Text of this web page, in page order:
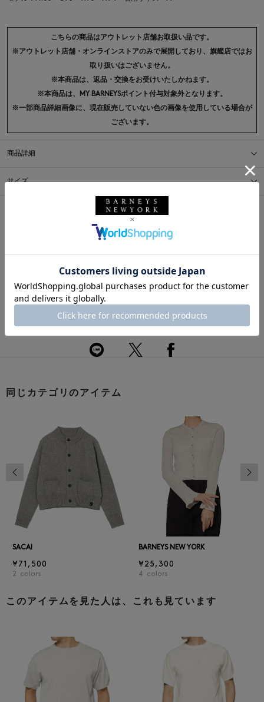
こちらの商品はアウトレット店舗お取扱い品です。
※アウトレット店舗・オンラインストアのみで展開しており、旗艦店ではお
取り扱いはございません。
※本商品は、返品・交換をお受けいたしかねます。
※本商品は、MY BARNEYSポイント付与対象外となります。
※一部商品詳細画像に、現在販売していない色の画像を使用している場合が
ございます。
商品詳細
サイズ
サイズガイドをご覧ください。
返品・交換について
このアイテムをシェアする
同じカテゴリのアイテム
SACAI
¥71,500
2 colors
BARNEYS NEW YORK
¥25,300
4 colors
前の画像
このアイテムを見た人は、これも見ています